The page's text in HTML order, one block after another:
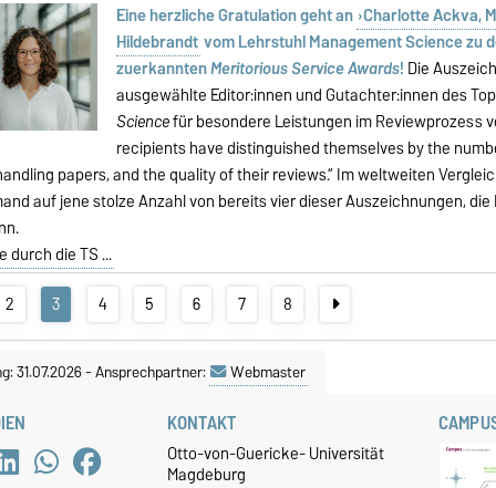
Eine herzliche Gratulation geht an Charlotte Ackva,
Hildebrandt vom Lehrstuhl Management Science zu
zuerkanntenMeritorious Service Awards! Die
ausgewählte Editor:innen und Gutachter:innen des
Sciencefür besondere Leistungen im Reviewprozess
recipients have distinguished themselves by the
papers, and the quality of their reviews.“ Im weltweiten
auf jene stolze Anzahl von bereits vier dieser Auszeichnungen,
durch die TS ...
2 3 4 5 6 7 8
31.07.2026-Ansprechpartner: Webmaster
KONTAKT
Otto-von-Guericke- Universität
Magdeburg